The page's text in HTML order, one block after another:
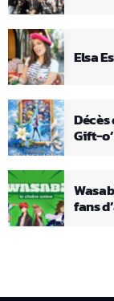
Elsa
Gift-
fans